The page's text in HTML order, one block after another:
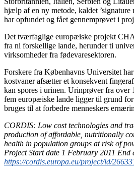
hjælp af en ny metode, kaldet ’signature
har opfundet og fået gennemprøvet i
Det tværfaglige europæiske projekt
fra ni forskellige lande, herunder ti
virksomheder fra fødevaresektoren.
Forskere fra Københavns Universitet
kostvaner afsætter et konsekvent
kan spores i urinen. Urinprøver fra over
fem europæiske lande ligger til grund for
bruges til at forbedre menneskers
CORDIS: Low cost technologies and
production of affordable, nutritionally
health in population groups at risk of
Project Start date 1 February 2011 End
https://cordis.europa.eu/project/id/